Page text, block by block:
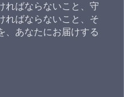
ればならないこと、守
ればならないこと、そ
、あなたにお届けする